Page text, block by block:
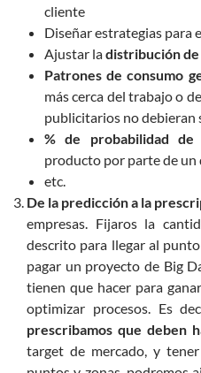
cliente
Diseñar estrategias para
Ajustar ladistribución
Patrones de consumo
más cerca del trabajo o
publicitarios no debieran
% de probabilidad de
producto por parte de
etc.
De la predicción a la
empresas. Fijaros la
descrito para llegar al
pagar un proyecto de Big
tienen que hacer para
optimizar procesos. Es
prescribamos que deben
target de mercado, y